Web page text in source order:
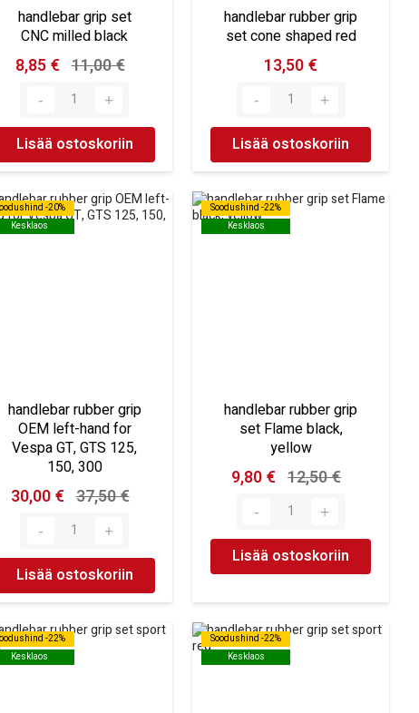
handlebar grip set
CNC milled black
8,85 € 11,00 €
Lisää ostoskoriin
handlebar rubber grip
set cone shaped red
13,50 €
Lisää ostoskoriin
-20%
Kesklaos
-20%
Kesklaos
handlebar rubber grip
OEM left-hand for
Vespa GT, GTS 125,
150, 300
30,00 € 37,50 €
Lisää ostoskoriin
Soodushind -22%
Kesklaos
Soodushind -22%
Kesklaos
handlebar rubber grip
set Flame black,
yellow
9,80 € 12,50 €
Lisää ostoskoriin
-22%
Kesklaos
-22%
Kesklaos
Soodushind -22%
Kesklaos
Soodushind -22%
Kesklaos